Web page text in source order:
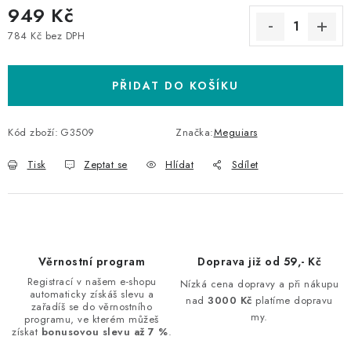
949 Kč
784 Kč bez DPH
PŘIDAT DO KOŠÍKU
Kód zboží: G3509 Značka:Meguiars
Tisk Zeptat se Hlídat Sdílet
Věrnostní program
Registrací v našem e-shopu
automaticky získáš slevu a
zařadíš se do věrnostního
programu, ve kterém můžeš
získat bonusovou slevu až 7 %.
Doprava již od 59,- Kč
Nízká cena dopravy a při nákupu
nad3000 Kč platíme dopravu
my.